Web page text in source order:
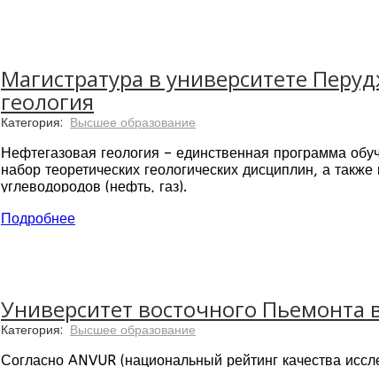
Магистратура в университете
геология
Категория: Высшее образование
Нефтегазовая геология – единственная программа
набор теоретических геологических дисциплин, а
углеводородов (нефть, газ).
В учебное расписания входят научные семинары,
Карьера: Программа разработана, чтобы подготовить
защиты окружающей среды, в государственных
Подробнее
Университет восточного
Категория: Высшее образование
Согласно ANVUR (национальный рейтинг качества